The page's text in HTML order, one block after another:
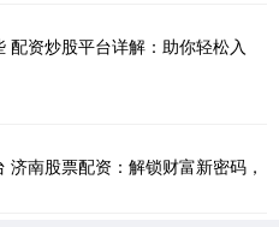
配资炒股平台详解：助你轻松入
济南股票配资：解锁财富新密码，